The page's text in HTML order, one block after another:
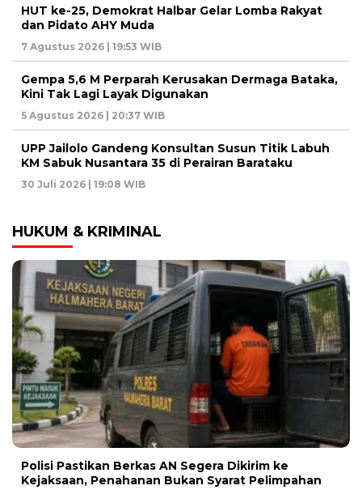
HUT ke-25, Demokrat Halbar Gelar Lomba Rakyat
dan Pidato AHY Muda
7 Agustus 2026 | 19:53 WIB
Gempa 5,6 M Perparah Kerusakan Dermaga Bataka,
Kini Tak Lagi Layak Digunakan
5 Agustus 2026 | 20:37 WIB
UPP Jailolo Gandeng Konsultan Susun Titik Labuh
KM Sabuk Nusantara 35 di Perairan Barataku
30 Juli 2026 | 19:08 WIB
HUKUM & KRIMINAL
Polisi Pastikan Berkas AN Segera Dikirim ke
Kejaksaan, Penahanan Bukan Syarat Pelimpahan